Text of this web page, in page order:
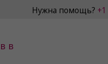
Нужна помощь?
в